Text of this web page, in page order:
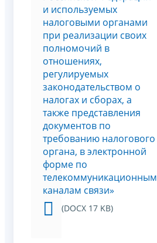
и используемых
налоговыми органами
при реализации своих
полномочий в
отношениях,
регулируемых
законодательством о
налогах и сборах, а
также представления
документов по
требованию налогового
органа, в электронной
форме по
телекоммуникационным
каналам связи»
(DOCX 17 KB)